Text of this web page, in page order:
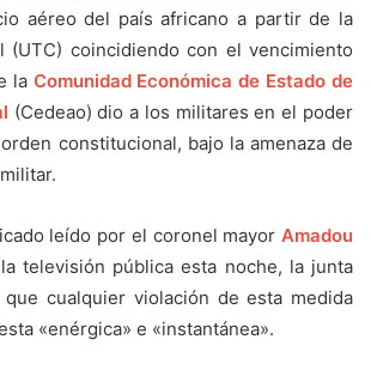
aéreo del país africano a partir de la
(UTC) coincidiendo con el vencimiento
la Comunidad Económica de Estado de
(Cedeao) dio a los militares en el poder
constitucional, bajo la amenaza de
leído por el coronel mayor Amadou
televisión pública esta noche, la junta
cualquier violación de esta medida
«enérgica» e «instantánea».